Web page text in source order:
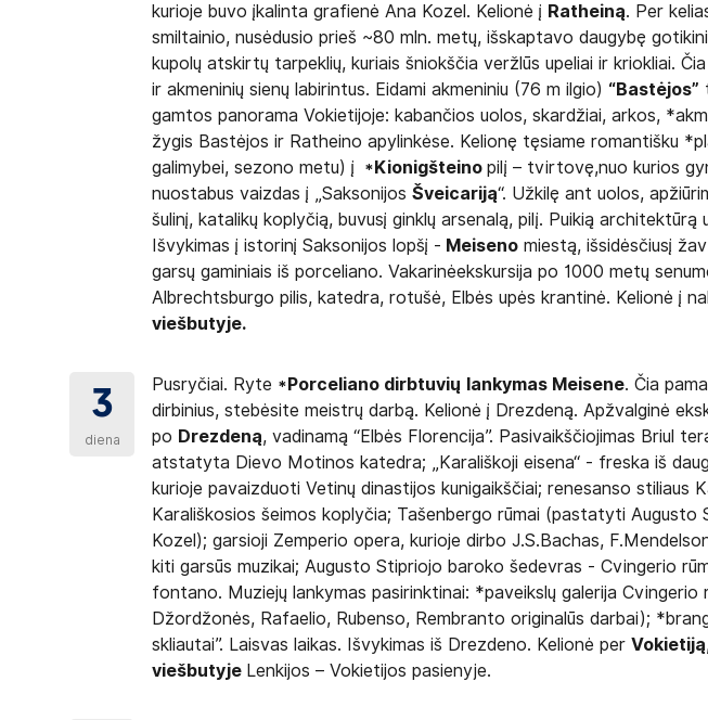
kurioje buvo įkalinta grafienė Ana Kozel. Kelionė į Ratheiną. Per
smiltainio, nusėdusio prieš ~80 mln. metų, išskaptavo daugybę
kupolų atskirtų tarpeklių, kuriais šniokščia veržlūs upeliai ir kriokliai.
ir akmeninių sienų labirintus. Eidami akmeniniu (76 m ilgio) “Bastėjos”
gamtos panorama Vokietijoje: kabančios uolos, skardžiai, arkos,
žygis Bastėjos ir Ratheino apylinkėse. Kelionę tęsiame romantišku
galimybei, sezono metu) į *Kionigšteinopilį – tvirtovę,nuo kurios
nuostabus vaizdas į „SaksonijosŠveicariją“. Užkilę ant uolos,
šulinį, katalikų koplyčią, buvusį ginklų arsenalą, pilį. Puikią
Išvykimas į istorinį Saksonijos lopšį - Meiseno miestą, išsidėsčiusį
garsų gaminiais iš porceliano. Vakarinėekskursija po 1000 metų
Albrechtsburgo pilis, katedra, rotušė, Elbės upės krantinė. Kelionė į
viešbutyje.
3
diena
Pusryčiai. Ryte *Porceliano dirbtuvių lankymas Meisene. Čia
dirbinius, stebėsite meistrų darbą. Kelionė į Drezdeną. Apžvalginė
po Drezdeną, vadinamą “Elbės Florencija”. Pasivaikščiojimas Briul
atstatyta Dievo Motinos katedra; „Karališkoji eisena“ - freska iš
kurioje pavaizduoti Vetinų dinastijos kunigaikščiai; renesanso stiliaus
Karališkosios šeimos koplyčia; Tašenbergo rūmai (pastatyti
Kozel); garsioji Zemperio opera, kurioje dirbo J.S.Bachas,
kiti garsūs muzikai; Augusto Stipriojo baroko šedevras - Cvingerio
fontano. Muziejų lankymas pasirinktinai: *paveikslų galerija Cvingerio
Džordžonės, Rafaelio, Rubenso, Rembranto originalūs darbai);
skliautai”. Laisvas laikas. Išvykimas iš Drezdeno. Kelionė perVokietiją
viešbutyje Lenkijos – Vokietijos pasienyje.